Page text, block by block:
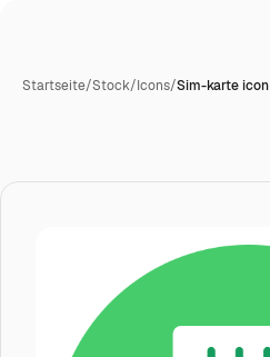
Startseite/Stock/Icons/Sim-karte icon